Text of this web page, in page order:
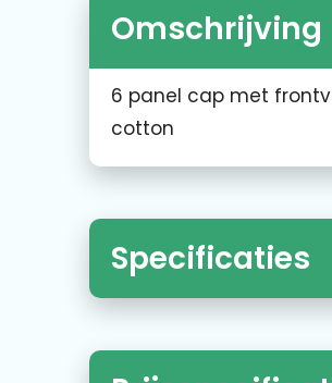
Omschrijving
6 panel cap met
cotton
Specificaties